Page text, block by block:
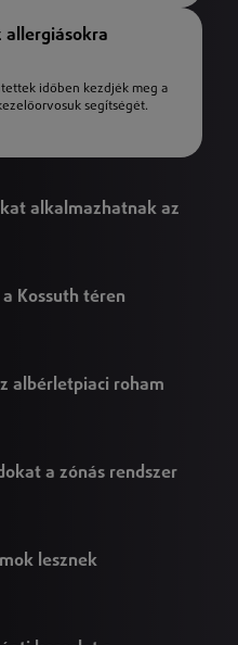
allergiásokra
időben kezdjék meg a
segítségét.
alkalmazhatnak az
Kossuth téren
albérletpiaci roham
a zónás rendszer
lesznek